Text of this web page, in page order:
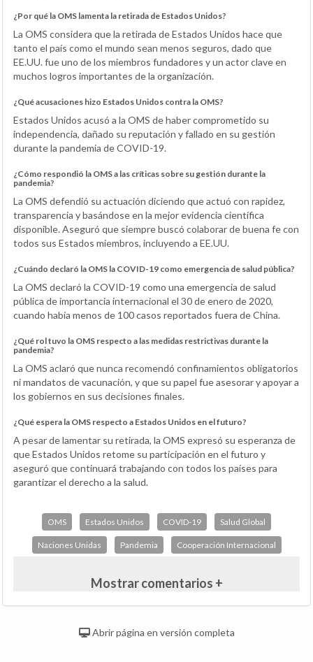
¿Por qué la OMS lamenta la retirada de Estados Unidos?
La OMS considera que la retirada de Estados Unidos hace que
tanto el país como el mundo sean menos seguros, dado que
EE.UU. fue uno de los miembros fundadores y un actor clave en
muchos logros importantes de la organización.
¿Qué acusaciones hizo Estados Unidos contra la OMS?
Estados Unidos acusó a la OMS de haber comprometido su
independencia, dañado su reputación y fallado en su gestión
durante la pandemia de COVID-19.
¿Cómo respondió la OMS a las críticas sobre su gestión durante la
pandemia?
La OMS defendió su actuación diciendo que actuó con rapidez,
transparencia y basándose en la mejor evidencia científica
disponible. Aseguró que siempre buscó colaborar de buena fe con
todos sus Estados miembros, incluyendo a EE.UU.
¿Cuándo declaró la OMS la COVID-19 como emergencia de salud pública?
La OMS declaró la COVID-19 como una emergencia de salud
pública de importancia internacional el 30 de enero de 2020,
cuando había menos de 100 casos reportados fuera de China.
¿Qué rol tuvo la OMS respecto a las medidas restrictivas durante la
pandemia?
La OMS aclaró que nunca recomendó confinamientos obligatorios
ni mandatos de vacunación, y que su papel fue asesorar y apoyar a
los gobiernos en sus decisiones finales.
¿Qué espera la OMS respecto a Estados Unidos en el futuro?
A pesar de lamentar su retirada, la OMS expresó su esperanza de
que Estados Unidos retome su participación en el futuro y
aseguró que continuará trabajando con todos los países para
garantizar el derecho a la salud.
OMS Estados Unidos COVID-19 Salud Global
Naciones Unidas Pandemia Cooperación Internacional
Mostrar comentarios +
Abrir página en versión completa